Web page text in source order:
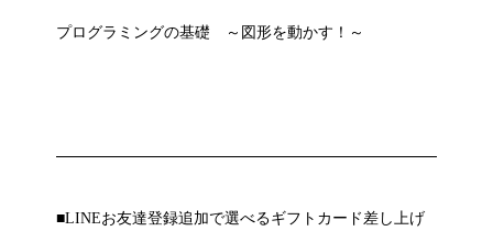
プログラミングの基礎 ～図形を動かす！～
■LINEお友達登録追加で選べるギフトカード差し上げ